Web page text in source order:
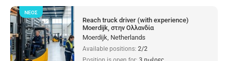
Reach truck driver (with experience)
Moerdijk, στην Ολλανδία
Moerdijk, Netherlands
Available positions: 2/2
ΝΈΟΣ